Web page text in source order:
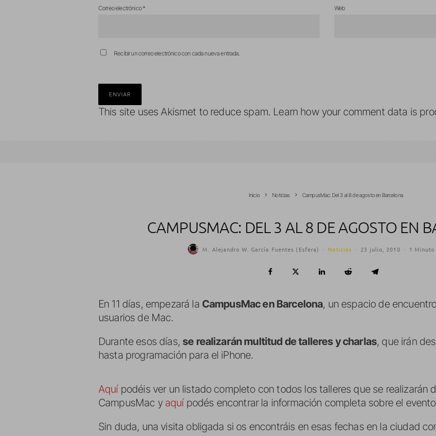
Correo electrónico* Web
Recibir un correo electrónico con cada nueva entrada.
This site uses Akismet to reduce spam. Learn how your comment data is
Inicio Noticias CampusMac: Del 3 al 8 de agosto en Barcelona
CAMPUSMAC: DEL 3 AL 8 DE AGOSTO EN
M. Alejandro W. García Fuentes (Esfera) · Noticias · 23 julio, 2010 · 1
En 11 días, empezará la CampusMac en Barcelona, un espacio de
usuarios de Mac.
Durante esos días, se realizarán multitud de talleres y charlas, que irán
hasta programación para el iPhone.
Aquípodéis ver un listado completo con todos los talleres que se realizarán
CampusMac y aquípodés encontrar la información completa sobre el
Sin duda, una visita obligada si os encontráis en esas fechas en la ciudad